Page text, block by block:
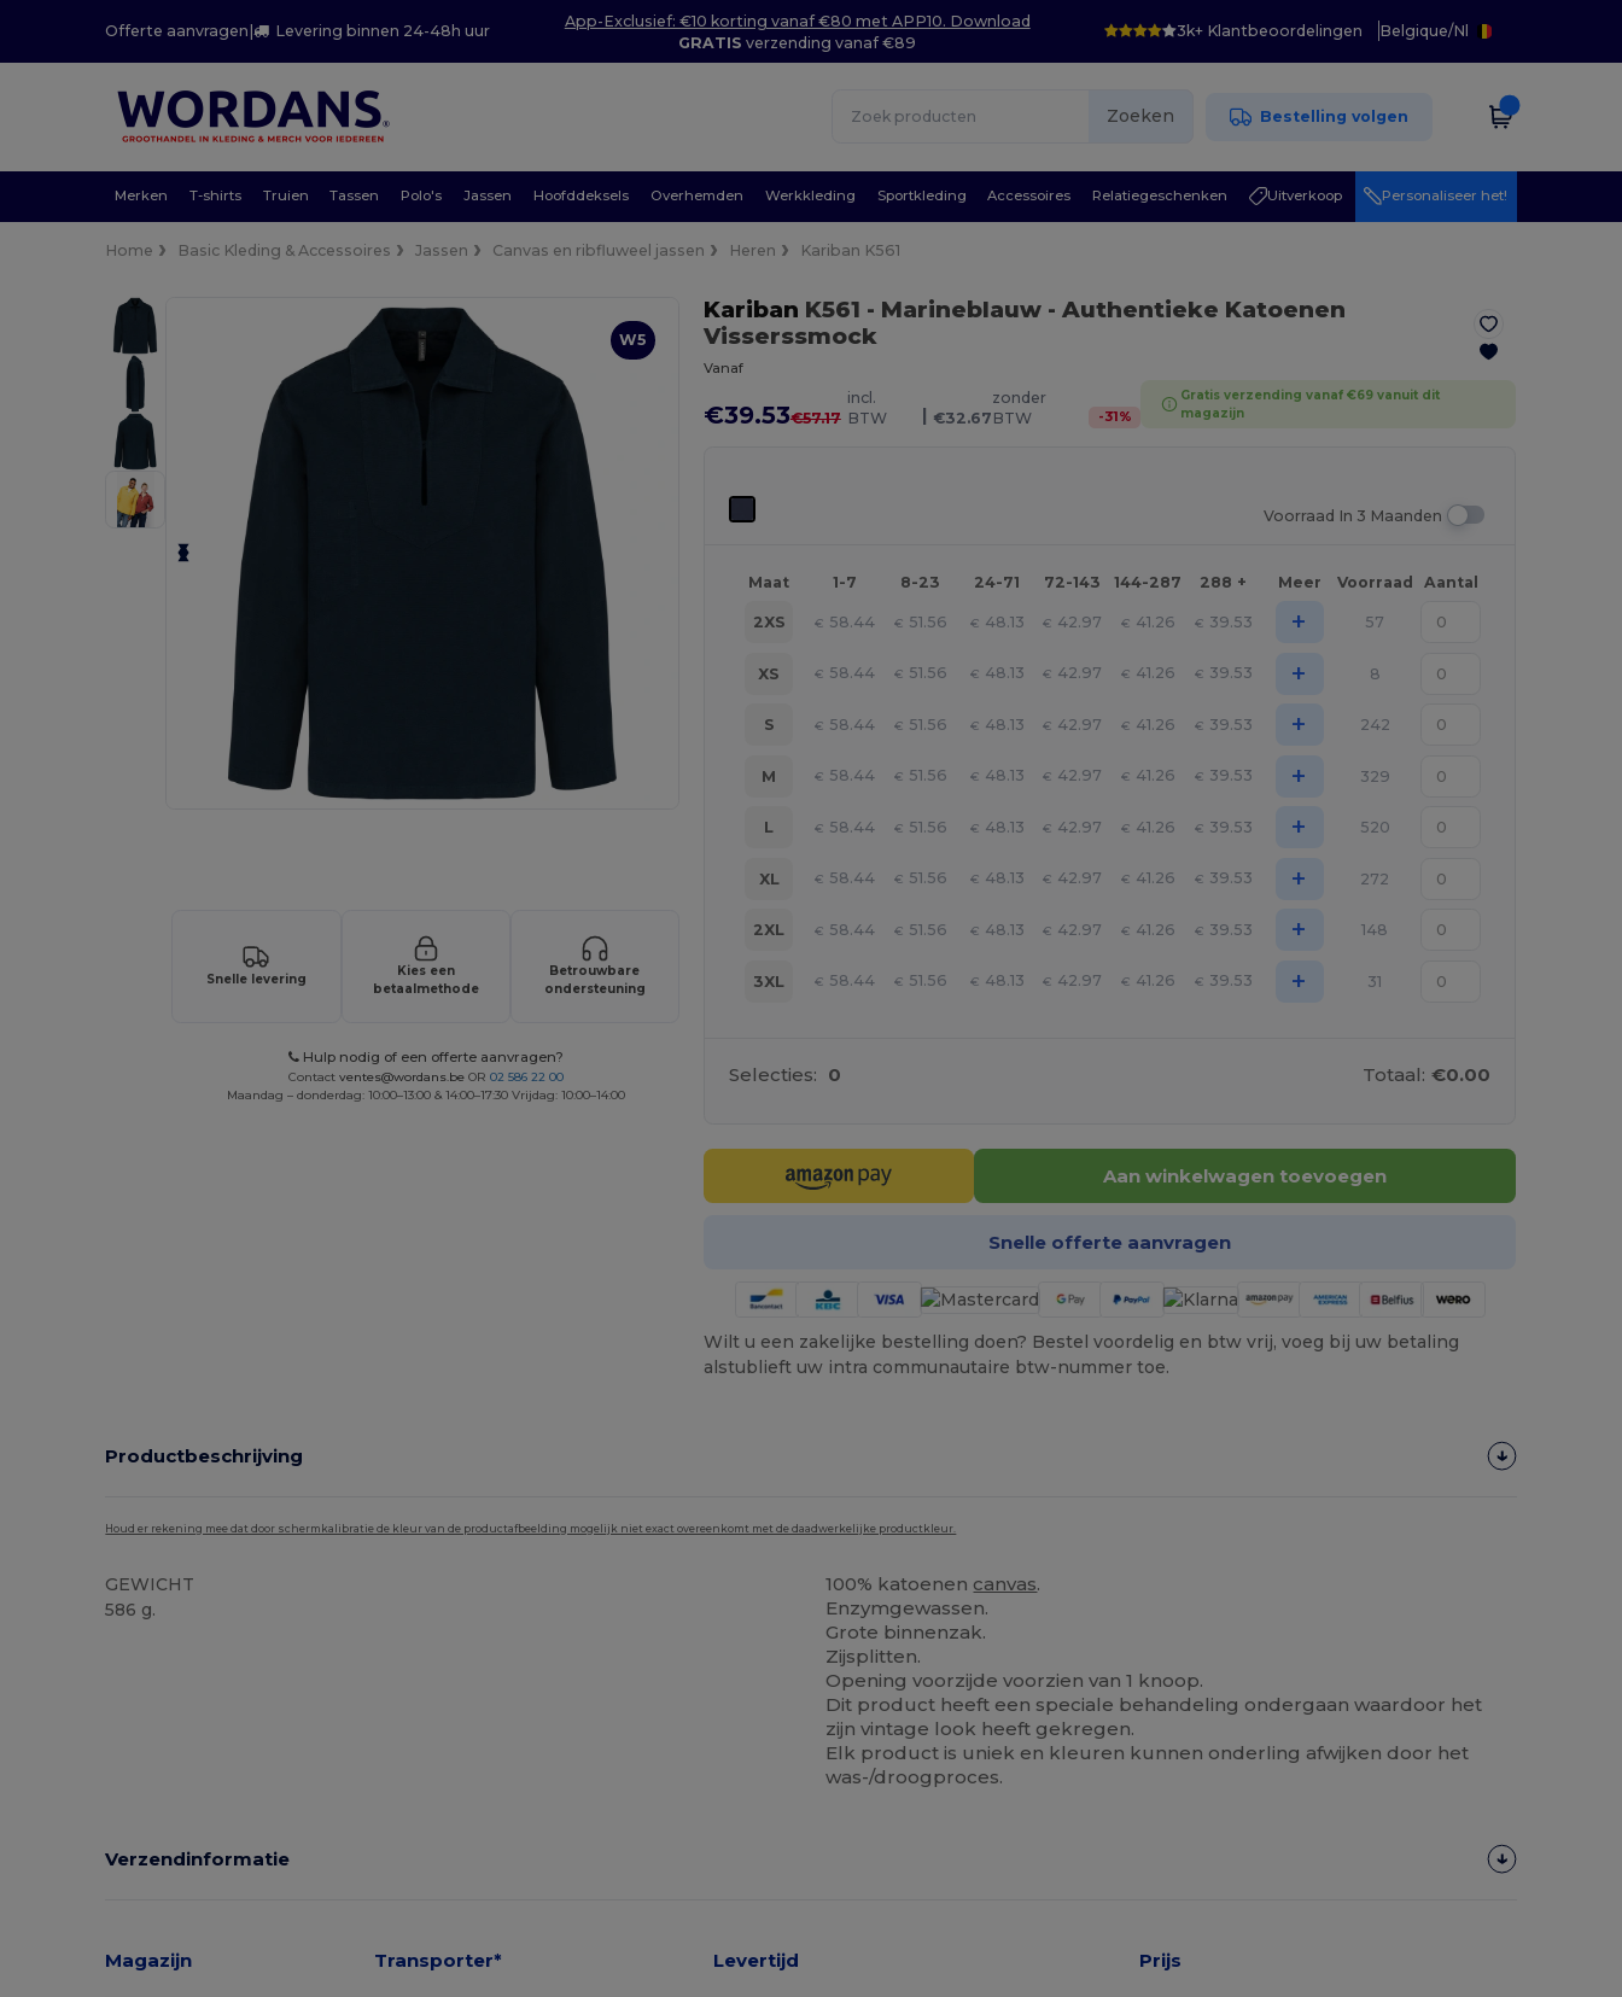
Offerte aanvragen | Levering binnen 24-48h uur
App-Exclusief: €10 korting vanaf €80 met APP10. Download
GRATIS verzending vanaf €89
3k+ Klantbeoordelingen Belgique/Nl
Zoeken Bestelling volgen
Merken T-shirts Truien Tassen Polo's Jassen Hoofddeksels Overhemden Werkkleding Sportkleding Accessoires Relatiegeschenken Uitverkoop Personaliseer het!
Home Basic Kleding & Accessoires Jassen Canvas en ribfluweel jassen Heren Kariban K561
W5
Snelle levering
Kies een
betaalmethode
Betrouwbare
ondersteuning
Hulp nodig of een offerte aanvragen?
Contact ventes@wordans.be OR 02 586 22 00
Maandag – donderdag: 10:00–13:00 & 14:00–17:30 Vrijdag: 10:00–14:00
Kariban K561 - Marineblauw- Authentieke Katoenen
Visserssmock
Vanaf
€39.53€57.17
incl.
BTW
| €32.67
zonder
BTW
-31%
Gratis verzending vanaf €69 vanuit dit
magazijn
Voorraad In 3 Maanden
Maat 1-7 8-23 24-71 72-143 144-287 288 + Meer Voorraad Aantal
2XS € 58.44 € 51.56 € 48.13 € 42.97 € 41.26 € 39.53 + 57
XS € 58.44 € 51.56 € 48.13 € 42.97 € 41.26 € 39.53 + 8
S € 58.44 € 51.56 € 48.13 € 42.97 € 41.26 € 39.53 + 242
M € 58.44 € 51.56 € 48.13 € 42.97 € 41.26 € 39.53 + 329
L € 58.44 € 51.56 € 48.13 € 42.97 € 41.26 € 39.53 + 520
XL € 58.44 € 51.56 € 48.13 € 42.97 € 41.26 € 39.53 + 272
2XL € 58.44 € 51.56 € 48.13 € 42.97 € 41.26 € 39.53 + 148
3XL € 58.44 € 51.56 € 48.13 € 42.97 € 41.26 € 39.53 + 31
Selecties: 0 Totaal: €0.00
Aan winkelwagen toevoegen
Snelle offerte aanvragen
Wilt u een zakelijke bestelling doen? Bestel voordelig en btw vrij, voeg bij uw betaling
alstublieft uw intra communautaire btw-nummer toe.
Productbeschrijving
Houd er rekening mee dat door schermkalibratie de kleur van de productafbeelding mogelijk niet exact overeenkomt met de daadwerkelijke productkleur.
GEWICHT
586 g.
100% katoenen canvas.
Enzymgewassen.
Grote binnenzak.
Zijsplitten.
Opening voorzijde voorzien van 1 knoop.
Dit product heeft een speciale behandeling ondergaan waardoor het
zijn vintage look heeft gekregen.
Elk product is uniek en kleuren kunnen onderling afwijken door het
was-/droogproces.
Verzendinformatie
Magazijn Transporter* Levertijd Prijs